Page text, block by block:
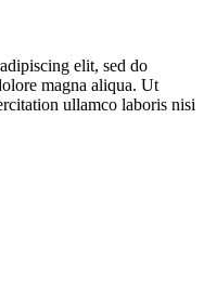
elit, sed do
magna aliqua. Ut
ullamco laboris nisi